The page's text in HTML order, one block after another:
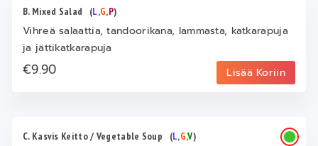
B. Mixed Salad (L,G,P)
Vihreä salaattia, tandoorikana, lammasta, katkarapuja
ja jättikatkarapuja
€9.90 Lisää Koriin
C. Kasvis Keitto / Vegetable Soup (L,G,V)